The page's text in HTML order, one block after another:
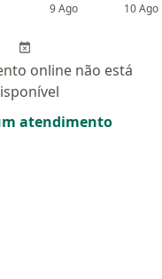
9 Ago 10 Ago
online não está
atendimento